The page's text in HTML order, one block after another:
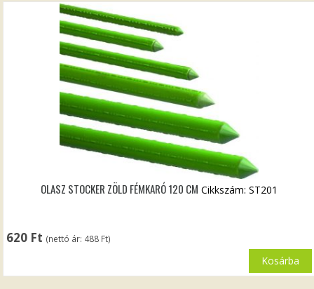
OLASZ STOCKER ZÖLD FÉMKARÓ 120 CM
620 Ft (nettó ár: 488 Ft)
Cikkszám: ST201
Kosárba